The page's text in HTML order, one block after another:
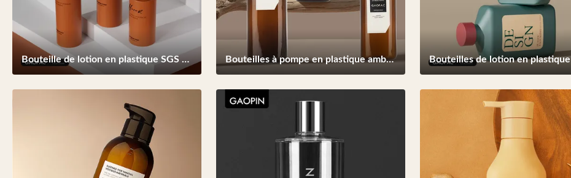
Bouteille de lotion en plastique SGS avec distributeur à pompe 120 ml congelée Bouteilles à pompe en plastique ambre 400 ml 760 ml Bouteille vide à laver à la main